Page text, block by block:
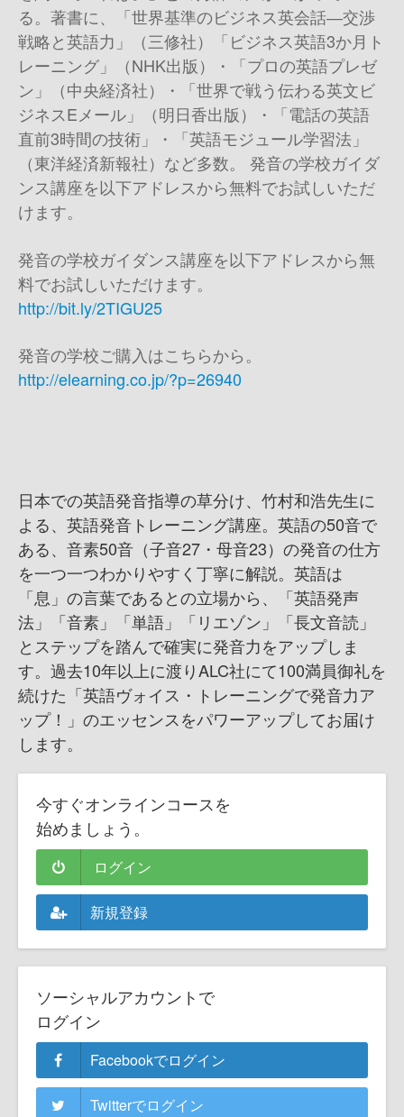
る。著書に、「世界基準のビジネス英会話―交渉
戦略と英語力」（三修社）「ビジネス英語3か月ト
レーニング」（NHK出版）・「プロの英語プレゼ
ン」（中央経済社）・「世界で戦う伝わる英文ビ
ジネスEメール」（明日香出版）・「電話の英語
直前3時間の技術」・「英語モジュール学習法」
（東洋経済新報社）など多数。 発音の学校ガイダ
ンス講座を以下アドレスから無料でお試しいただ
けます。
発音の学校ガイダンス講座を以下アドレスから無
料でお試しいただけます。
http://bit.ly/2TIGU25
発音の学校ご購入はこちらから。
http://elearning.co.jp/?p=26940
日本での英語発音指導の草分け、竹村和浩先生に
よる、英語発音トレーニング講座。英語の50音で
ある、音素50音（子音27・母音23）の発音の仕方
を一つ一つわかりやすく丁寧に解説。英語は
「息」の言葉であるとの立場から、「英語発声
法」「音素」「単語」「リエゾン」「長文音読」
とステップを踏んで確実に発音力をアップしま
す。過去10年以上に渡りALC社にて100満員御礼を
続けた「英語ヴォイス・トレーニングで発音力ア
ップ！」のエッセンスをパワーアップしてお届け
します。
今すぐオンラインコースを
始めましょう。
ログイン
新規登録
ソーシャルアカウントで
ログイン
Facebookでログイン
Twitterでログイン